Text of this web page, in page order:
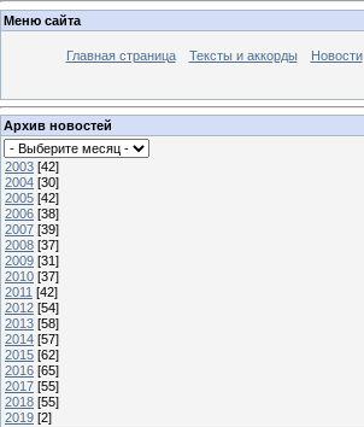
Меню сайта
Главная страница Тексты и аккорды Новости
Архив новостей
2003 [42]
2004 [30]
2005 [42]
2006 [38]
2007 [39]
2008 [37]
2009 [31]
2010 [37]
2011 [42]
2012 [54]
2013 [58]
2014 [57]
2015 [62]
2016 [65]
2017 [55]
2018 [55]
2019 [2]